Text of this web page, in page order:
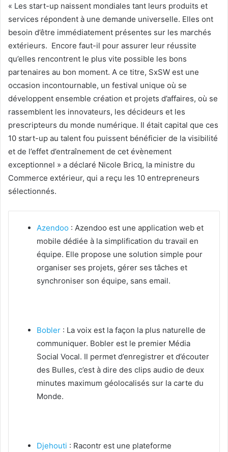
« Les start-up naissent mondiales tant leurs produits et
services répondent à une demande universelle. Elles ont
besoin d’être immédiatement présentes sur les marchés
extérieurs. Encore faut-il pour assurer leur réussite
qu’elles rencontrent le plus vite possible les bons
partenaires au bon moment. A ce titre, SxSW est une
occasion incontournable, un festival unique où se
développent ensemble création et projets d’affaires, où se
rassemblent les innovateurs, les décideurs et les
prescripteurs du monde numérique. Il était capital que ces
10 start-up au talent fou puissent bénéficier de la visibilité
et de l’effet d’entraînement de cet évènement
exceptionnel » a déclaré Nicole Bricq, la ministre du
Commerce extérieur, qui a reçu les 10 entrepreneurs
sélectionnés.
Azendoo : Azendoo est une application web et
mobile dédiée à la simplification du travail en
équipe. Elle propose une solution simple pour
organiser ses projets, gérer ses tâches et
synchroniser son équipe, sans email.
Bobler : La voix est la façon la plus naturelle de
communiquer. Bobler est le premier Média
Social Vocal. Il permet d’enregistrer et d’écouter
des Bulles, c’est à dire des clips audio de deux
minutes maximum géolocalisés sur la carte du
Monde.
Djehouti : Racontr est une plateforme